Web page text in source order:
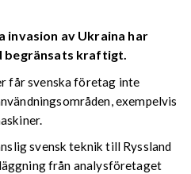
invasion av Ukraina har
begränsats kraftigt.
får svenska företag inte
exempelvis
svensk teknik till Ryssland
från analysföretaget